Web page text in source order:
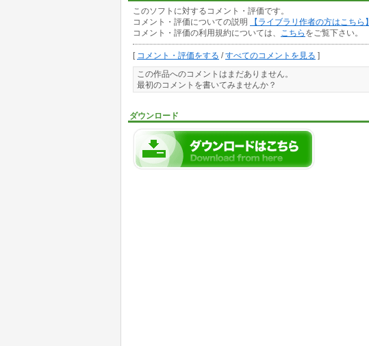
このソフトに対するコメント・評価です。
コメント・評価についての説明
【ライブラリ作者の方はこちら】
コメント・評価の利用規約については、
こちら をご覧下さい。
[ コメント・評価をする /すべてのコメントを見る ]
この作品へのコメントはまだありません。
最初のコメントを書いてみませんか？
ダウンロード